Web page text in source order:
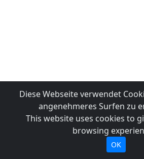
Diese Webseite verwendet
angenehmeres Surfen zu
This website uses cookies to
browsing
OK